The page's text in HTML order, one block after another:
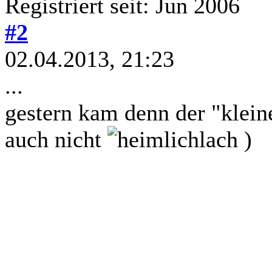
Registriert seit: Jun 2006
#2
02.04.2013, 21:23
...
gestern kam denn der
auch nicht
)